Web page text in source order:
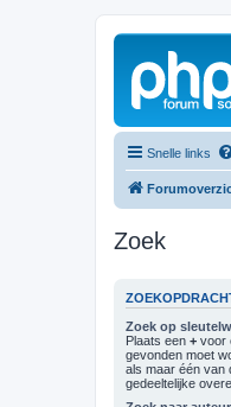
Snelle links
Zoek
Zoek op
Plaats een + voor
gevonden moet
als maar één van
gedeeltelijke